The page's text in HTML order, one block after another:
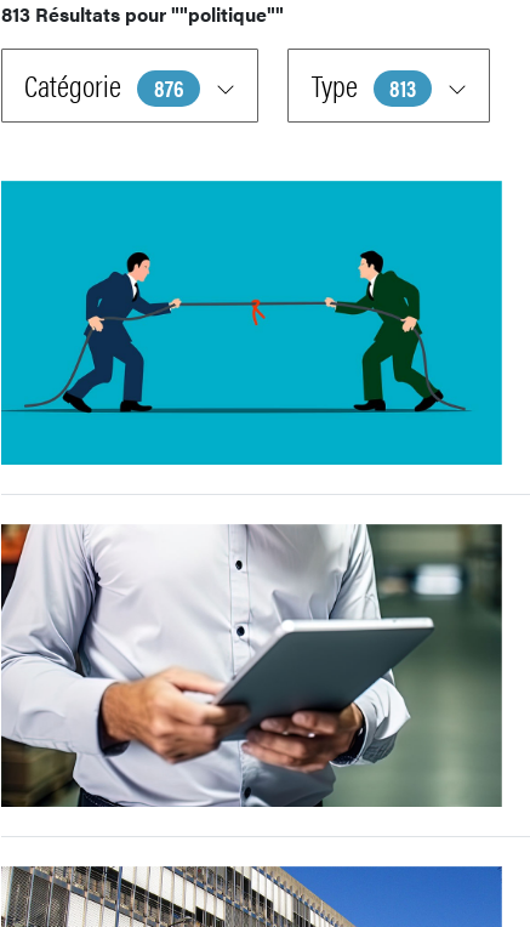
813 Résultats pour""politique""
Catégorie 876 Type 813